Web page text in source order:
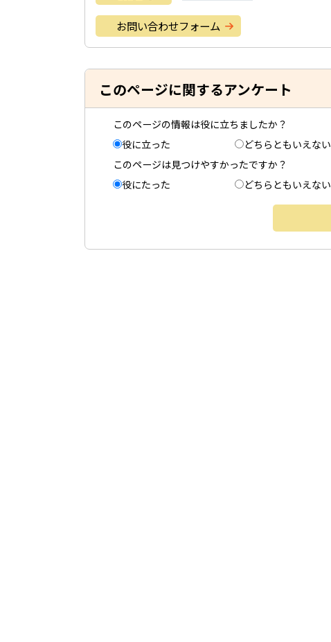
お問い合わせフォーム
このページに関するアンケート
このページの情報は役に立ちましたか？
役に立った
どちらともいえない
このページは見つけやすかったですか？
役にたった
どちらともいえない